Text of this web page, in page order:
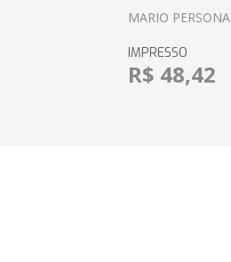
MARIO PERSONA
IMPRESSO
R$ 48,42